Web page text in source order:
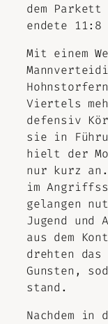
dem
endete
Mit einem
Viertels
defensiv
sie in
hielt der
nur kurz an.
im
gelangen
Jugend und
aus dem
drehten
Gunsten,
stand.
Nachdem